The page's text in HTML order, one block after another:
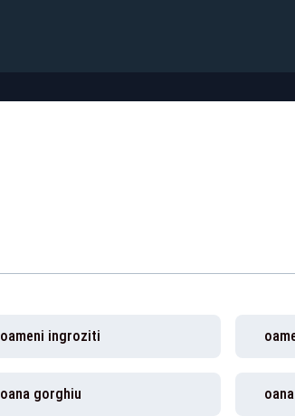
oameni ingroziti
oana gorghiu